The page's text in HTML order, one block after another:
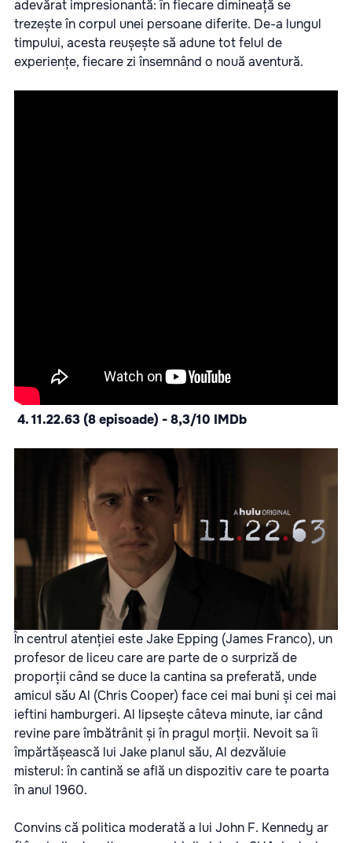
adevărat impresionantă: în fiecare dimineață se
trezește în corpul unei persoane diferite. De-a lungul
timpului, acesta reușește să adune tot felul de
experiențe, fiecare zi însemnând o nouă aventură.
4. 11.22.63 (8 episoade) - 8,3/10 IMDb
În centrul atenției este Jake Epping (James Franco), un
profesor de liceu care are parte de o surpriză de
proporții când se duce la cantina sa preferată, unde
amicul său Al (Chris Cooper) face cei mai buni și cei mai
ieftini hamburgeri. Al lipsește câteva minute, iar când
revine pare îmbătrânit și în pragul morții. Nevoit sa îi
împărtășească lui Jake planul său, Al dezvăluie
misterul: în cantină se află un dispozitiv care te poarta
în anul 1960.
Convins că politica moderată a lui John F. Kennedy ar